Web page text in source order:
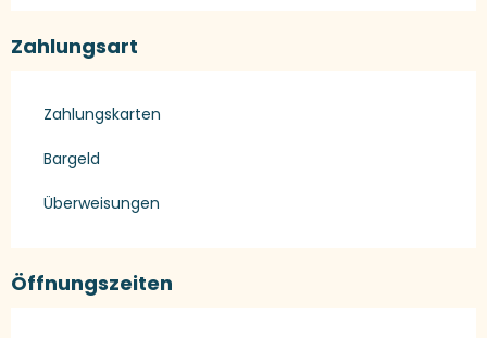
Zahlungsart
Zahlungskarten
Bargeld
Überweisungen
Öffnungszeiten